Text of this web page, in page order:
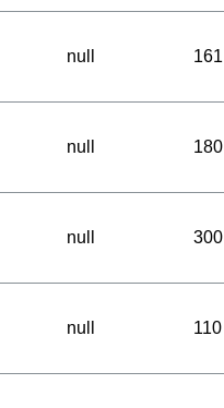
null 161
null 180
null 300
null 110